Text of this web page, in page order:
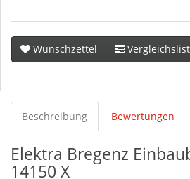
Wunschzettel
Beschreibung Bewertungen
Elektra Bregenz
14150 X